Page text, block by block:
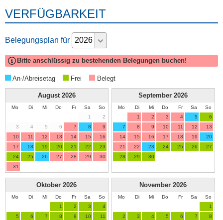
VERFÜGBARKEIT
Belegungsplan für
Bitte anschlüssig zu bestehenden Belegungen buchen!
An-/Abreisetag Frei Belegt
August 2026
Mo Di Mi Do Fr Sa
So
1
2
3
4 5 6 7 8
9
10
11 12 13 14 15
16
17
18 19 20 21 22
23
24
25 26 27 28 29
30
31
September 2026
Mo Di Mi Do Fr Sa
So
1
2 3 4 5
6
7
8 9 10 11 12
13
14
15 16 17 18 19
20
21
22 23 24 25 26
27
28
29 30
Oktober 2026
Mo Di Mi Do Fr Sa
So
1
2 3
4
5
6 7 8 9 10
11
November 2026
Mo Di Mi Do Fr Sa
So
1
2
3 4 5 6 7
8